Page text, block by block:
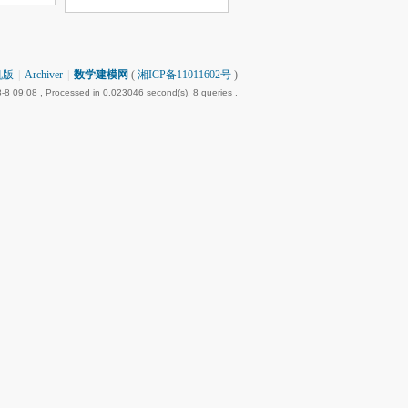
版 Archiver 数学建模网 ( 湘ICP备11011602号 )
8 09:08 , Processed in 0.023046 second(s), 8 queries .